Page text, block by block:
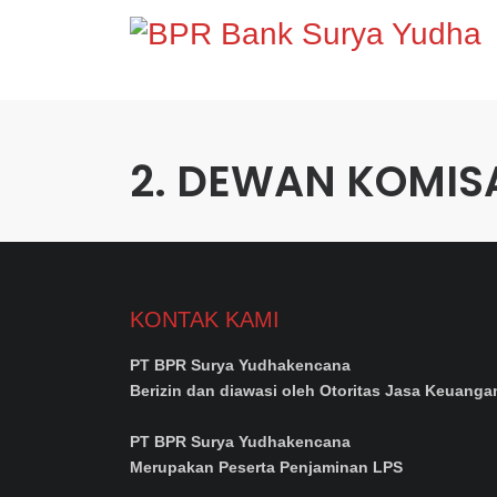
2. DEWAN
KONTAK KAMI
PT BPR Surya Yudhakencana
Berizin dan diawasi oleh Otoritas Jasa
PT BPR Surya Yudhakencana
Merupakan Peserta Penjaminan LPS